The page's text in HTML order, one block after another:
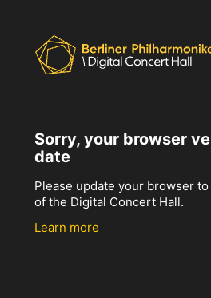
Sorry, your browser
date
Please update your browser
of the Digital Concert Hall.
Learn more